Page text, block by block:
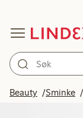
Beauty Sminke